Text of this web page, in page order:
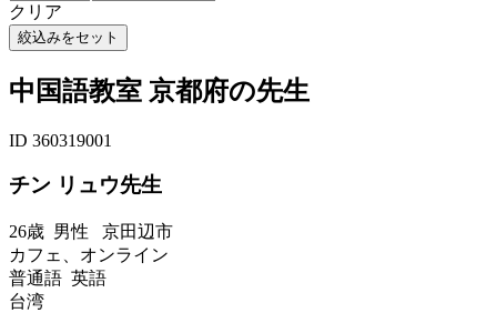
クリア
中国語教室 京都府の先生
ID 360319001
チン リュウ先生
26歳 男性 京田辺市
カフェ、オンライン
普通語 英語
台湾